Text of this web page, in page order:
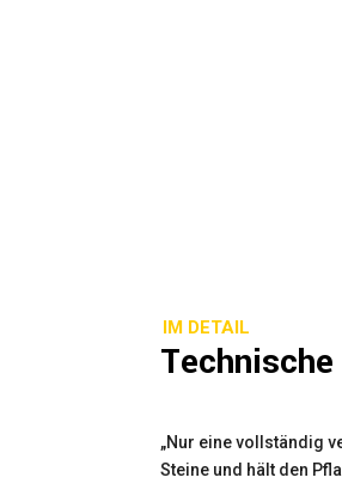
IM DETAIL
„Nur eine vollständig
Steine und hält den